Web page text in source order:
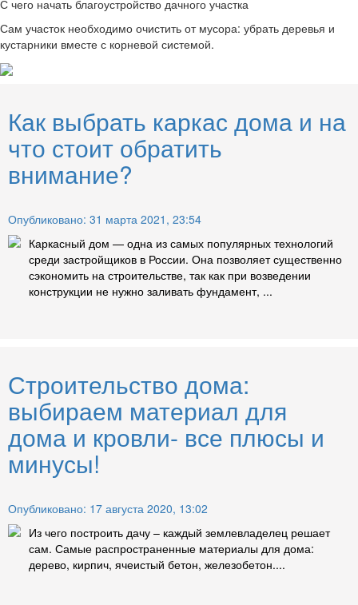
С чего начать благоустройство дачного участка
Сам участок необходимо очистить от мусора: убрать деревья и
кустарники вместе с корневой системой.
Как выбрать каркас дома и на
что стоит обратить
внимание?
Опубликовано: 31 марта 2021, 23:54
Каркасный дом — одна из самых популярных технологий
среди застройщиков в России. Она позволяет существенно
сэкономить на строительстве, так как при возведении
конструкции не нужно заливать фундамент, ...
Строительство дома:
выбираем материал для
дома и кровли- все плюсы и
минусы!
Опубликовано: 17 августа 2020, 13:02
Из чего построить дачу – каждый землевладелец решает
сам. Самые распространенные материалы для дома:
дерево, кирпич, ячеистый бетон, железобетон....